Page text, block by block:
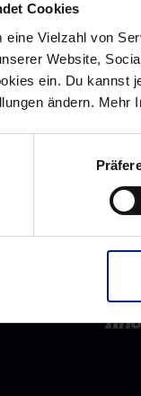
Cookies
eine Vielzahl von
Website,
ein. Du kannst
ändern. Mehr